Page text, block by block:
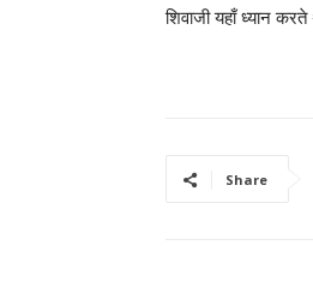
शिवाजी यहाँ ध्यान
Share